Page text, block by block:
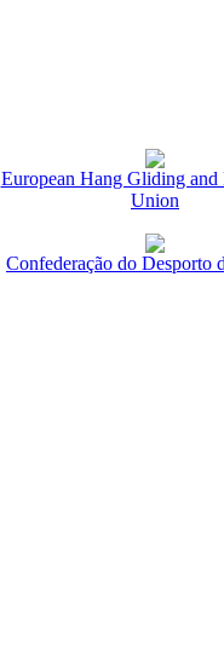
European Hang Gliding and
Union
Confederação do Desporto